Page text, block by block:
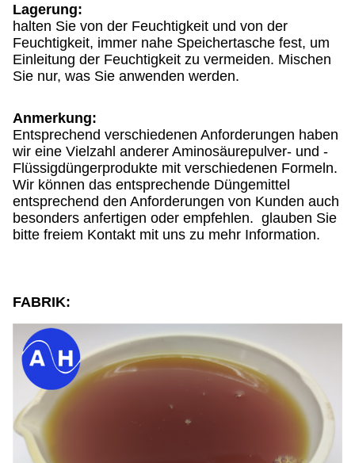
Lagerung:
halten Sie von der Feuchtigkeit und von der
Feuchtigkeit, immer nahe Speichertasche fest, um
Einleitung der Feuchtigkeit zu vermeiden. Mischen
Sie nur, was Sie anwenden werden.
Anmerkung:
Entsprechend verschiedenen Anforderungen haben
wir eine Vielzahl anderer Aminosäurepulver- und -
Flüssigdüngerprodukte mit verschiedenen Formeln.
Wir können das entsprechende Düngemittel
entsprechend den Anforderungen von Kunden auch
besonders anfertigen oder empfehlen. glauben Sie
bitte freiem Kontakt mit uns zu mehr Information.
FABRIK: